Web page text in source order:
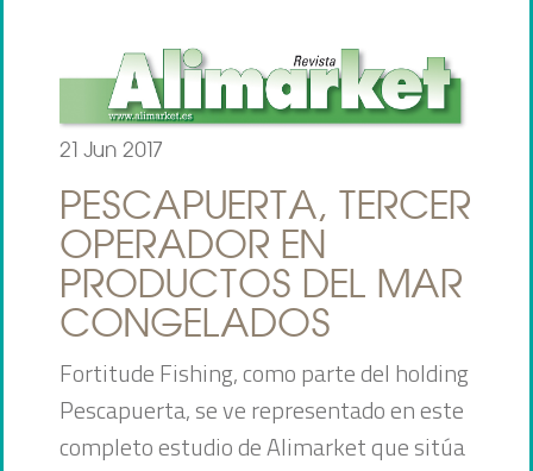
21 Jun 2017
PESCAPUERTA, TERCER
OPERADOR EN
PRODUCTOS DEL MAR
CONGELADOS
Fortitude Fishing, como parte del holding
Pescapuerta, se ve representado en este
completo estudio de Alimarket que sitúa